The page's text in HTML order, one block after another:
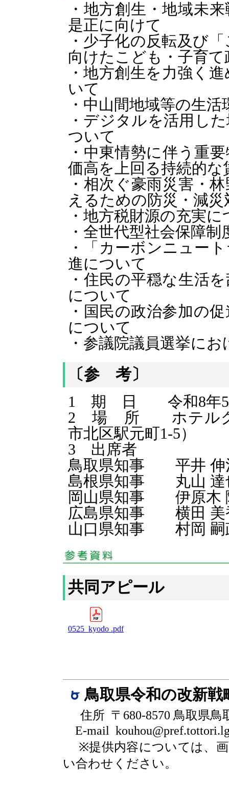
・地方創生・地域未
是正に向けて
・少子化の反転及び
向けたこども・子育
・地方創生を力強く
いて
・中山間地域等の生
・デジタルを活用し
ついて
・中東情勢に伴う重
価高を上回る持続的
・相次ぐ豪雨災害・
えるための防災・減
・地方税財源の充実に
・全世代型社会保障
・「カーボンニュー
進について
・住民の平穏な生活
について
・国民の政治参加の
について
・参議院議員選挙に
〔参 考〕
1 期 日 令和8年5
2 場 所 ホテルグ
市北区駅元町1-5）
3 出席者
鳥取県知事 平井 伸
島根県知事 丸山 達
岡山県知事 伊原木
広島県知事 横田 美
山口県知事 村岡 嗣
共同アピール
0525_kyodo .pdf
鳥取県令和の改新
住所 〒680-8570 鳥取県鳥
E-mail
※提供内容については、
い合わせください。